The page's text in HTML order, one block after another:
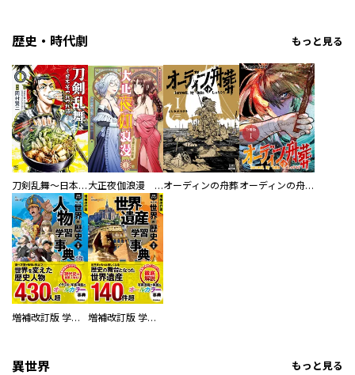
歴史・時代劇 もっと見る
刀剣乱舞～日本号つれづれ酒～ 大正夜伽浪漫 －金曜日の花嫁—オーディンの舟葬 オーディンの舟葬 分冊版
増補改訂版 学研まんが NEW世界の歴史 別巻 人物学習事典 増補改訂版 学研まんが NEW世界の歴史 別巻 世界遺産学習事典
異世界 もっと見る